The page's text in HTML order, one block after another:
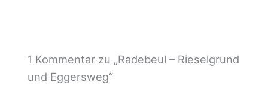
1 Kommentar zu „Radebeul – Rieselgrund
und Eggersweg“